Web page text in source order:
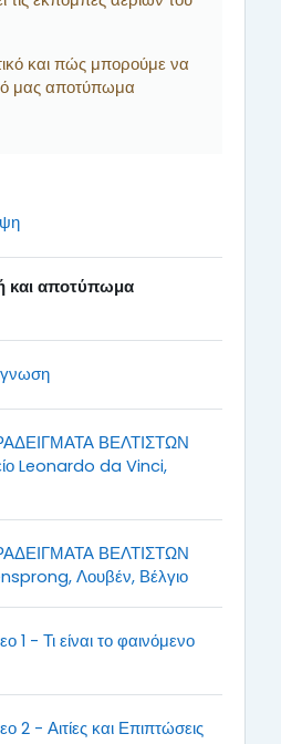
και πώς μπορούμε να
μας αποτύπωμα
File
και αποτύπωμα
Page
ΒΕΛΤΙΣΤΩΝ
Leonardo da Vinci,
ΒΕΛΤΙΣΤΩΝ
Λουβέν, ΒέλγιοPage
1 - Τι είναι το φαινόμενο
2 - Αιτίες και Επιπτώσεις